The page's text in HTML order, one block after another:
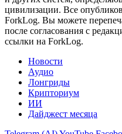
цивилизации. Все
ForkLog. Вы можете
после согласования с
ссылки на ForkLog.
Новости
Аудио
Лонгриды
Крипториум
ИИ
Дайджест месяца